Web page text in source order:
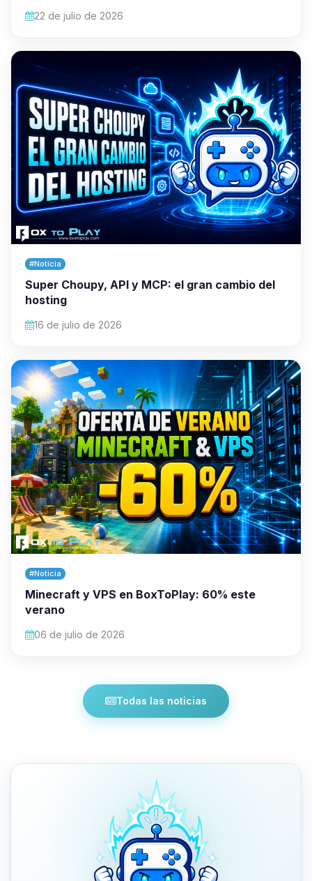
22 de julio de 2026
#Noticia
Super Choupy, API y MCP: el gran cambio del
hosting
16 de julio de 2026
#Noticia
Minecraft y VPS en BoxToPlay: 60% este
verano
06 de julio de 2026
Todas las noticias